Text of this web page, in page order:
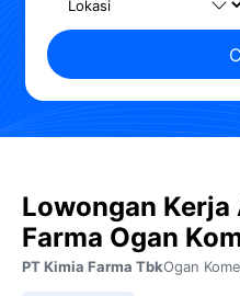
Lowongan
Farma Ogan
PT Kimia Farma TbkOgan